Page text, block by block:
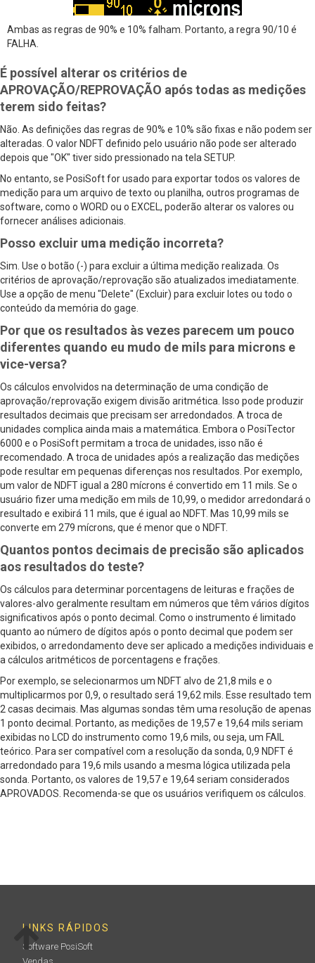
Ambas as regras de 90% e 10% falham. Portanto, a regra 90/10 é
FALHA.
É possível alterar os critérios de
APROVAÇÃO/REPROVAÇÃO após todas as medições
terem sido feitas?
Não. As definições das regras de 90% e 10% são fixas e não podem ser
alteradas. O valor NDFT definido pelo usuário não pode ser alterado
depois que "OK" tiver sido pressionado na tela SETUP.
No entanto, se PosiSoft for usado para exportar todos os valores de
medição para um arquivo de texto ou planilha, outros programas de
software, como o WORD ou o EXCEL, poderão alterar os valores ou
fornecer análises adicionais.
Posso excluir uma medição incorreta?
Sim. Use o botão (-) para excluir a última medição realizada. Os
critérios de aprovação/reprovação são atualizados imediatamente.
Use a opção de menu "Delete" (Excluir) para excluir lotes ou todo o
conteúdo da memória do gage.
Por que os resultados às vezes parecem um pouco
diferentes quando eu mudo de mils para microns e
vice-versa?
Os cálculos envolvidos na determinação de uma condição de
aprovação/reprovação exigem divisão aritmética. Isso pode produzir
resultados decimais que precisam ser arredondados. A troca de
unidades complica ainda mais a matemática. Embora o PosiTector
6000 e o PosiSoft permitam a troca de unidades, isso não é
recomendado. A troca de unidades após a realização das medições
pode resultar em pequenas diferenças nos resultados. Por exemplo,
um valor de NDFT igual a 280 mícrons é convertido em 11 mils. Se o
usuário fizer uma medição em mils de 10,99, o medidor arredondará o
resultado e exibirá 11 mils, que é igual ao NDFT. Mas 10,99 mils se
converte em 279 mícrons, que é menor que o NDFT.
Quantos pontos decimais de precisão são aplicados
aos resultados do teste?
Os cálculos para determinar porcentagens de leituras e frações de
valores-alvo geralmente resultam em números que têm vários dígitos
significativos após o ponto decimal. Como o instrumento é limitado
quanto ao número de dígitos após o ponto decimal que podem ser
exibidos, o arredondamento deve ser aplicado a medições individuais e
a cálculos aritméticos de porcentagens e frações.
Por exemplo, se selecionarmos um NDFT alvo de 21,8 mils e o
multiplicarmos por 0,9, o resultado será 19,62 mils. Esse resultado tem
2 casas decimais. Mas algumas sondas têm uma resolução de apenas
1 ponto decimal. Portanto, as medições de 19,57 e 19,64 mils seriam
exibidas no LCD do instrumento como 19,6 mils, ou seja, um FAIL
teórico. Para ser compatível com a resolução da sonda, 0,9 NDFT é
arredondado para 19,6 mils usando a mesma lógica utilizada pela
sonda. Portanto, os valores de 19,57 e 19,64 seriam considerados
APROVADOS. Recomenda-se que os usuários verifiquem os cálculos.
LINKS RÁPIDOS
Software PosiSoft